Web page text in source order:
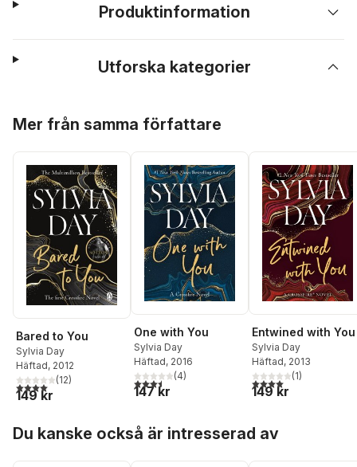
Produktinformation
Utforska kategorier
Mer från samma författare
Bared to You
Sylvia Day
Häftad, 2012
4,0utav 5 stjärnor. Totalt antal röster:
(12)
149 kr
One with You
Sylvia Day
Häftad, 2016
3,5utav 5 stjärnor. Totalt antal röster:
(4)
147 kr
Entwined with You
Sylvia Day
Häftad, 2013
4,0utav 5 stjärnor.
(1)
149 kr
Du kanske också är intresserad av